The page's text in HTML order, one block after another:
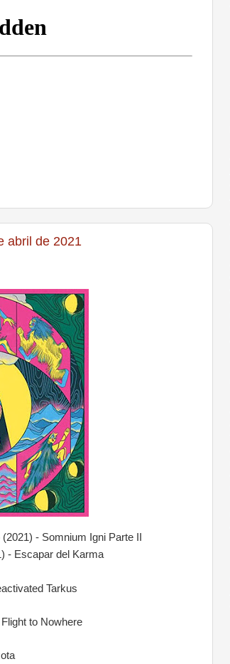
abril de 2021
- Somnium Igni Parte II
- Escapar del Karma
Tarkus
to Nowhere